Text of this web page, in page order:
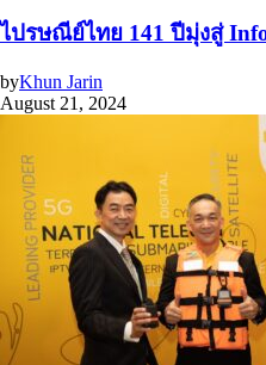
ไปรษณีย์ไทย 141 ปีมุ่งสู่
byKhun Jarin
August 21, 2024